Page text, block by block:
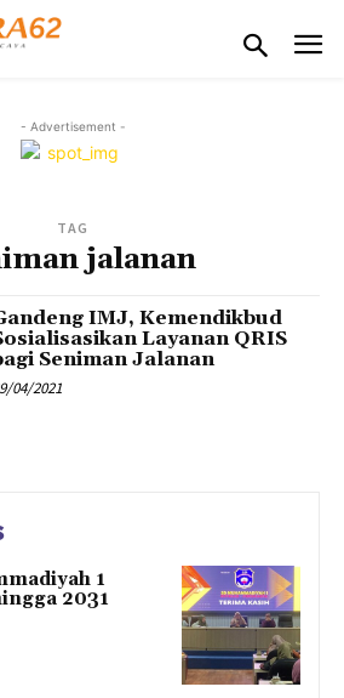
- Advertisement -
TAG
jalanan
IMJ, Kemendikbud
Layanan QRIS
Seniman Jalanan
04/2021
1
2031